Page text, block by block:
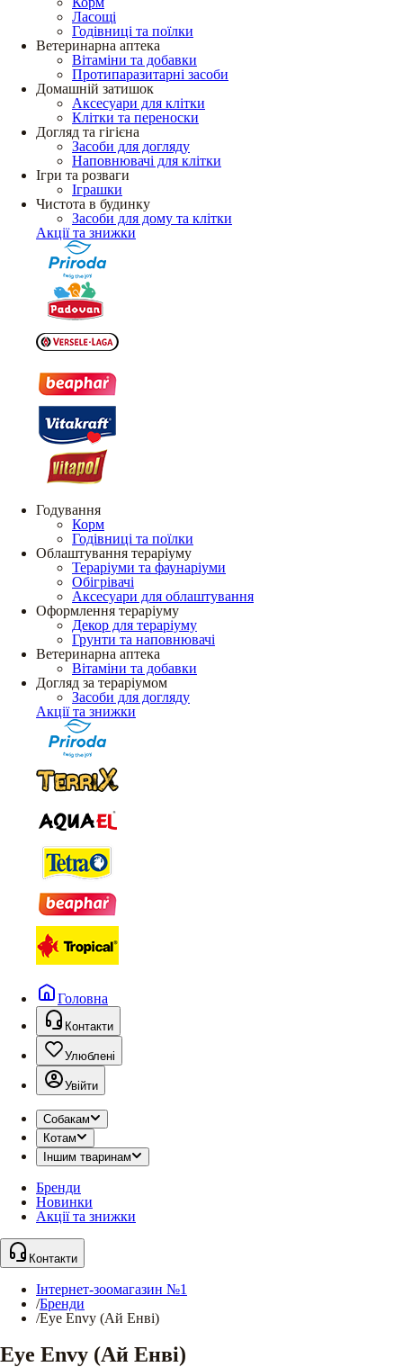
Ласощі
Годівниці та поїлки
Ветеринарна аптека
Вітаміни та добавки
Протипаразитарні засоби
Домашній затишок
Аксесуари для клітки
Клітки та переноски
Догляд та гігієна
Засоби для догляду
Наповнювачі для клітки
Ігри та розваги
Іграшки
Чистота в будинку
Засоби для дому та клітки
Акції та знижки
Годування
Корм
Годівниці та поїлки
Облаштування тераріуму
Тераріуми та фаунаріуми
Обігрівачі
Аксесуари для облаштування
Оформлення тераріуму
Декор для тераріуму
Грунти та наповнювачі
Ветеринарна аптека
Вітаміни та добавки
Догляд за тераріумом
Засоби для догляду
Акції та знижки
Головна
Контакти
Улюблені
Увійти
Собакам
Котам
Іншим тваринам
Бренди
Новинки
Акції та знижки
Контакти
Інтернет-зоомагазин №1
/Бренди
/Eye Envy (Ай Енві)
Eye Envy (Ай Енві)